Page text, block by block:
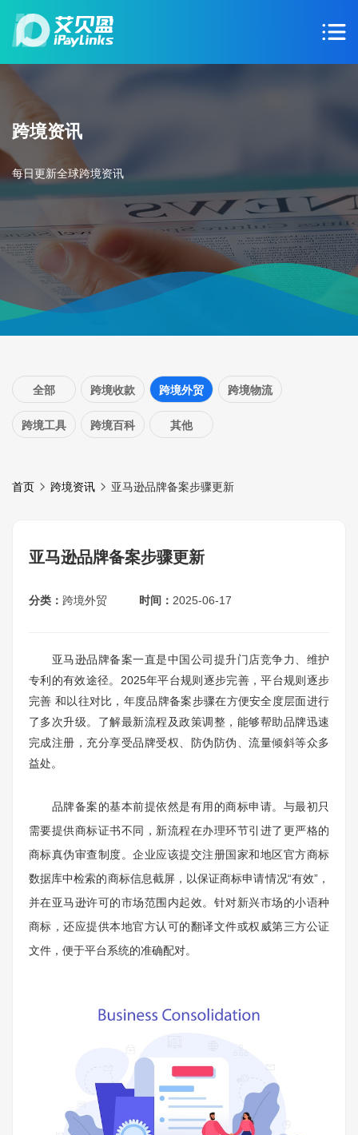
跨境资讯
每日更新全球跨境资讯
全部 跨境收款 跨境外贸 跨境物流
跨境工具 跨境百科 其他
首页 跨境资讯 亚马逊品牌备案步骤更新
亚马逊品牌备案步骤更新
分类： 跨境外贸 时间： 2025-06-17
亚马逊品牌备案一直是中国公司提升门店竞争力、维护
专利的有效途径。2025年平台规则逐步完善，平台规则逐步
完善 和以往对比，年度品牌备案步骤在方便安全度层面进行
了多次升级。了解最新流程及政策调整，能够帮助品牌迅速
完成注册，充分享受品牌受权、防伪防伪、流量倾斜等众多
益处。
品牌备案的基本前提依然是有用的商标申请。与最初只
需要提供商标证书不同，新流程在办理环节引进了更严格的
商标真伪审查制度。企业应该提交注册国家和地区官方商标
数据库中检索的商标信息截屏，以保证商标申请情况“有效”，
并在亚马逊许可的市场范围内起效。针对新兴市场的小语种
商标，还应提供本地官方认可的翻译文件或权威第三方公证
文件，便于平台系统的准确配对。